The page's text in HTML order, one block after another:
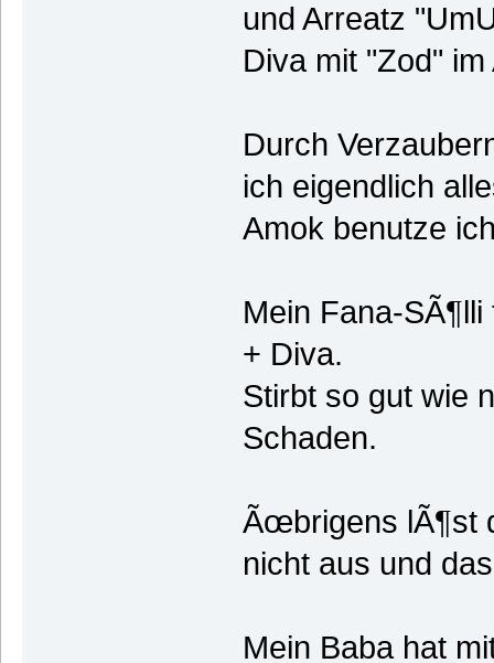
und Arreatz
Diva mit "Zod"
Durch
ich eigendlich
Amok benutze
Mein Fana-
+ Diva.
Stirbt so gut wie
Schaden.
Ãœbrigens lÃ¶st
nicht aus und
Mein Baba hat